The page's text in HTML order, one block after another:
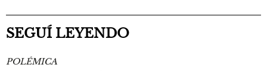
SEGUÍ LEYENDO
POLÉMICA